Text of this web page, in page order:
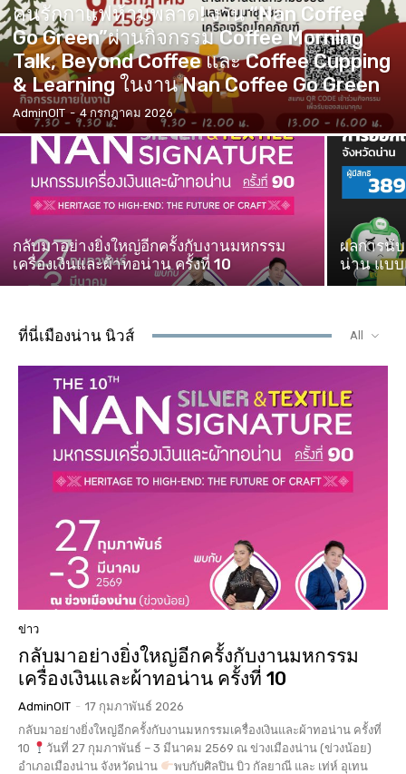
คนรักกาแฟห้ามพลาด! งาน “Nan Coffee
Go Green”ผ่านกิจกรรม Coffee Morning
Talk, Beyond Coffee และ Coffee Cupping
& Learning ในงาน Nan Coffee Go Green
AdminOIT - 4 กรกฎาคม 2026
กลับมาอย่างยิ่งใหญ่อีกครั้งกับงานมหกรรม
เครื่องเงินและผ้าทอน่าน ครั้งที่ 10
ผลการนั
น่าน แบบ
ที่นี่เมืองน่าน นิวส์ All
ข่าว
กลับมาอย่างยิ่งใหญ่อีกครั้งกับงานมหกรรม
เครื่องเงินและผ้าทอน่าน ครั้งที่ 10
AdminOIT - 17 กุมภาพันธ์ 2026
กลับมาอย่างยิ่งใหญ่อีกครั้งกับงานมหกรรมเครื่องเงินและผ้าทอน่าน ครั้งที่
10
วันที่ 27 กุมภาพันธ์ – 3 มีนาคม 2569 ณ ข่วงเมืองน่าน (ข่วงน้อย)
อำเภอเมืองน่าน จังหวัดน่าน
พบกับศิลปิน บิว กัลยาณี และ เท่ห์ อุเทน